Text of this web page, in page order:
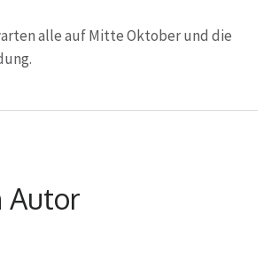
alle auf Mitte Oktober und die
Autor